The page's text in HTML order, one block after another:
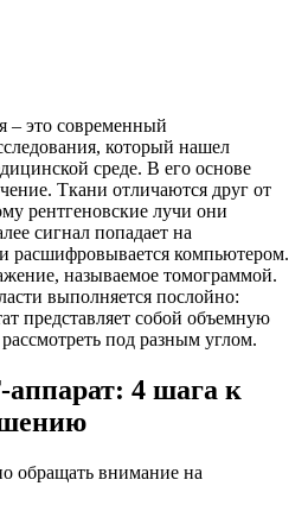
– это современный
который нашел
среде. В его основе
Ткани отличаются друг от
рентгеновские лучи они
сигнал попадает на
расшифровывается компьютером.
называемое томограммой.
выполняется послойно:
представляет собой объемную
под разным углом.
4 шага к
обращать внимание на